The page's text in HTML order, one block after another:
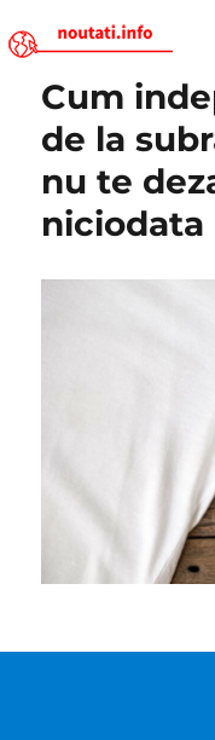
Noutati.Info
Cum
de la
nu te
niciodata